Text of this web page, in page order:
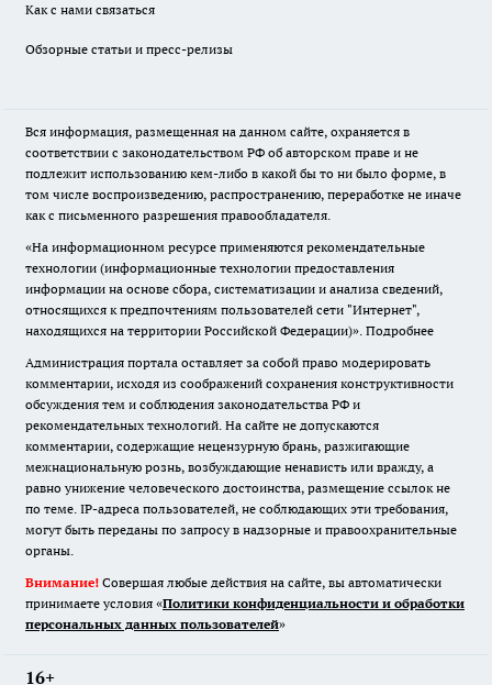
Как с нами связаться
Обзорные статьи и пресс-релизы
Вся информация, размещенная на данном сайте, охраняется в
соответствии с законодательством РФ об авторском праве и не
подлежит использованию кем-либо в какой бы то ни было форме, в
том числе воспроизведению, распространению, переработке не иначе
как с письменного разрешения правообладателя.
«На информационном ресурсе применяются рекомендательные
технологии (информационные технологии предоставления
информации на основе сбора, систематизации и анализа сведений,
относящихся к предпочтениям пользователей сети "Интернет",
находящихся на территории Российской Федерации)». Подробнее
Администрация портала оставляет за собой право модерировать
комментарии, исходя из соображений сохранения конструктивности
обсуждения тем и соблюдения законодательства РФ и
рекомендательных технологий. На сайте не допускаются
комментарии, содержащие нецензурную брань, разжигающие
межнациональную рознь, возбуждающие ненависть или вражду, а
равно унижение человеческого достоинства, размещение ссылок не
по теме. IP-адреса пользователей, не соблюдающих эти требования,
могут быть переданы по запросу в надзорные и правоохранительные
органы.
Внимание! Совершая любые действия на сайте, вы автоматически
принимаете условия «Политики конфиденциальности и обработки
персональных данных пользователей»
16+